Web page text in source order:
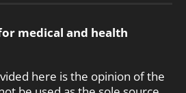
medical and health
here is the opinion of the